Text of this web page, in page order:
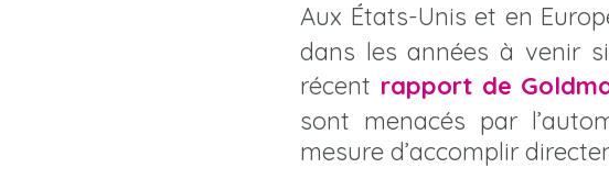
Aux États-Unis et en
dans les années à venir
récent rapport de
sont menacés par
mesure d’accomplir